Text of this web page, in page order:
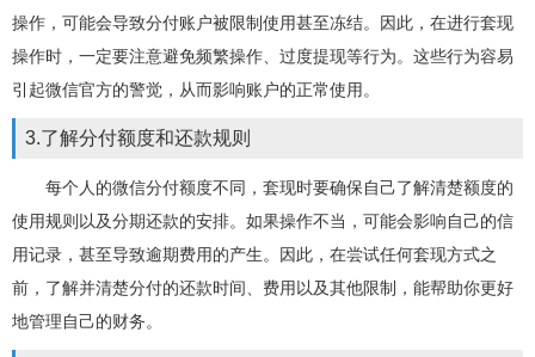
操作，可能会导致分付账户被限制使用甚至冻结。因此，在进行套现
操作时，一定要注意避免频繁操作、过度提现等行为。这些行为容易
引起微信官方的警觉，从而影响账户的正常使用。
3.了解分付额度和还款规则
每个人的微信分付额度不同，套现时要确保自己了解清楚额度的
使用规则以及分期还款的安排。如果操作不当，可能会影响自己的信
用记录，甚至导致逾期费用的产生。因此，在尝试任何套现方式之
前，了解并清楚分付的还款时间、费用以及其他限制，能帮助你更好
地管理自己的财务。